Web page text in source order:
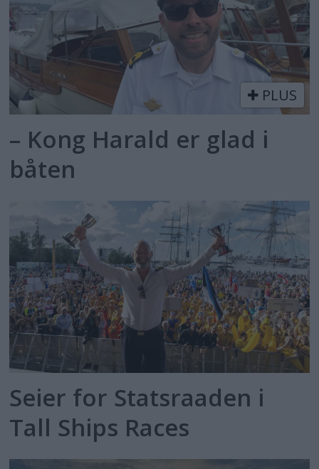
PLUS
– Kong Harald er glad i
båten
Seier for Statsraaden i
Tall Ships Races